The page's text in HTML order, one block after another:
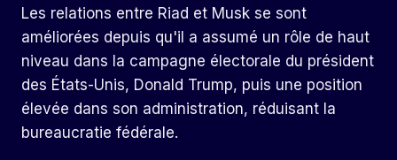
Les relations entre Riad et Musk se sont
améliorées depuis qu'il a assumé un rôle de haut
niveau dans la campagne électorale du président
des États-Unis, Donald Trump, puis une position
élevée dans son administration, réduisant la
bureaucratie fédérale.